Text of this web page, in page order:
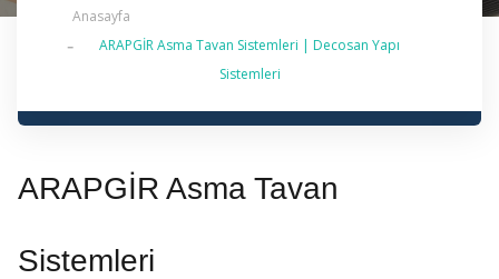
Anasayfa
ARAPGİR Asma Tavan Sistemleri | Decosan Yapı
Sistemleri
✔ 2026 Güncel — İstanbul Genelinde Metal Asma
ARAPGİR Asma Tavan
Sistemleri